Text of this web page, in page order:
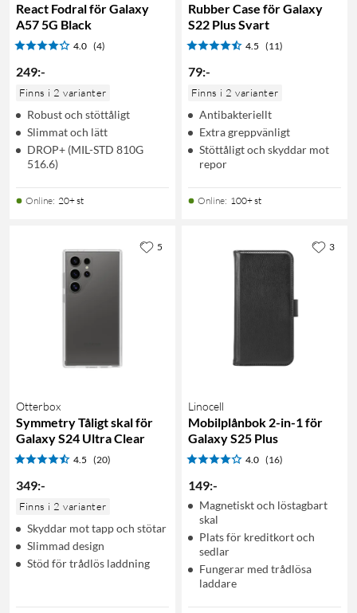
React Fodral för Galaxy
A57 5G Black
4.0 (4)
249:-
Finns i 2 varianter
Robust och stöttåligt
Slimmat och lätt
DROP+ (MIL-STD 810G
516.6)
Online: 20+ st
Rubber Case för Galaxy
S22 Plus Svart
4.5 (11)
79:-
Finns i 2 varianter
Antibakteriellt
Extra greppvänligt
Stöttåligt och skyddar mot
repor
Online: 100+ st
Otterbox
Symmetry Tåligt skal för
Galaxy S24 Ultra Clear
4.5 (20)
349:-
Finns i 2 varianter
Skyddar mot tapp och stötar
Slimmad design
Stöd för trådlös laddning
5
Linocell
Mobilplånbok 2-in-1 för
Galaxy S25 Plus
4.0 (16)
149:-
Magnetiskt och löstagbart
skal
Plats för kreditkort och
sedlar
Fungerar med trådlösa
laddare
3